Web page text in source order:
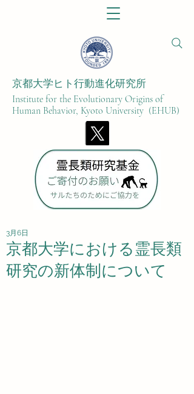
京都大学ヒト行動進化研究所​
Institute for the Evolutionary Origins of
Human Behavior, Kyoto University (EHUB)
京都大学における霊長類
研究の新体制について
3月6日